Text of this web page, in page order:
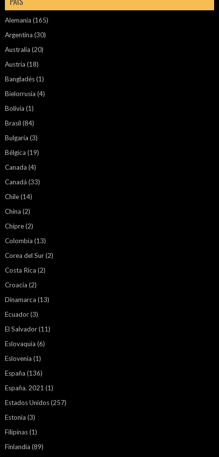
Alemania (165)
Argentina (30)
Australia (20)
Austria (18)
Bangladés(1)
Bielorrusia (4)
Bolivia (1)
Brasil (84)
Bulgaria (3)
Bélgica (19)
Canada (4)
Canadá (33)
Chile(14)
China (2)
Chipre(2)
Colombia (13)
Corea del Sur(2)
Costa Rica (2)
Croacia (2)
Dinamarca (13)
Ecuador(3)
El Salvador(11)
Eslovaquia (6)
Eslovenia (1)
España (136)
España. 2021 (1)
Estados Unidos(257)
Estonia (3)
Filipinas(1)
Finlandia (89)